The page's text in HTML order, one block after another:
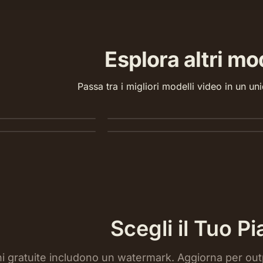
Esplora altri
Passa tra i migliori modelli video in un
a qualsiasi media
Seedance 2.0
Seedance 1.0 Pro Fast
Scegli il Tuo
gratuite includono un watermark. Aggiorna per